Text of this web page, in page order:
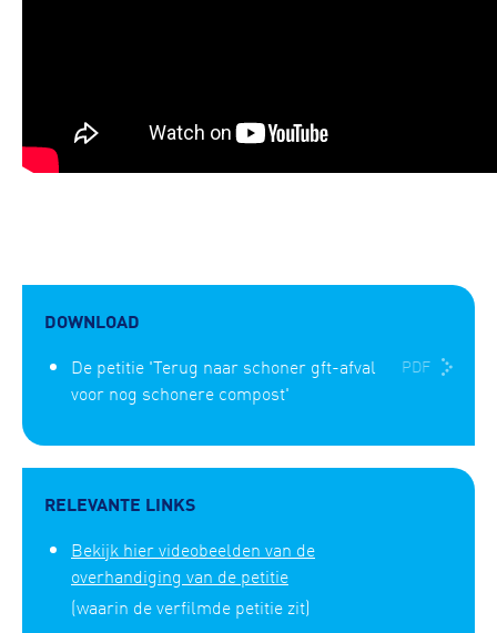
DOWNLOAD
De petitie 'Terug naar schoner gft-afval
voor nog schonere compost'
PDF
RELEVANTE LINKS
Bekijk hier videobeelden van de
overhandiging van de petitie
(waarin de verfilmde petitie zit)